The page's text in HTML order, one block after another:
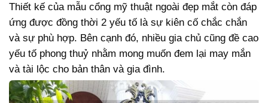
Thiết kế của mẫu cổng mỹ thuật ngoài đẹp mắt còn đáp
ứng được đồng thời 2 yếu tố là sự kiên cố chắc chắn
và sự phù hợp. Bên cạnh đó, nhiều gia chủ cũng đề cao
yếu tố phong thuỷ nhằm mong muốn đem lại may mắn
và tài lộc cho bản thân và gia đình.